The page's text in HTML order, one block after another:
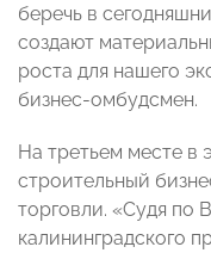
беречь в
создают
роста для нашего
бизнес-омбудсмен.
На третьем месте в
строительный
торговли. «Судя по
калининградского